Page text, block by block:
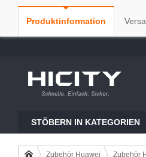
STÖBERN IN KATEGORIEN
Zubehör Huawei Zubehör
Produktinformation